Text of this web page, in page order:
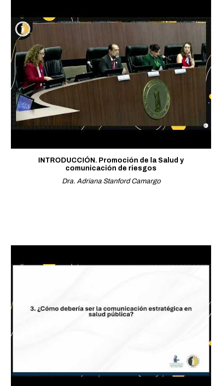
INTRODUCCIÓN. Promoción de la Salud y
comunicación de riesgos
Dra. Adriana Stanford Camargo